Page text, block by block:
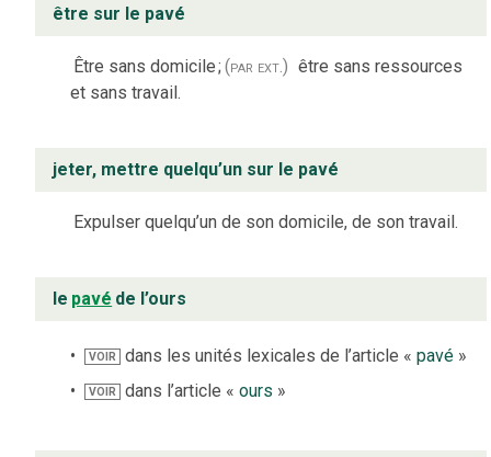
être sur le pavé
Être sans domicile;(par ext.) être sans ressources
et sans travail.
jeter, mettre quelqu’un sur le pavé
Expulser quelqu’un de son domicile, de son travail.
le pavé de l’ours
VOIR dans les unités lexicales de l’article «pavé »
VOIR dans l’article «ours »